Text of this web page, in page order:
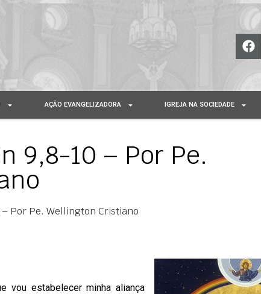
AÇÃO EVANGELIZADORA IGREJA NA SOCIEDADE
9,8-10 – Por Pe.
Por Pe. Wellington Cristiano
vou estabelecer minha aliança